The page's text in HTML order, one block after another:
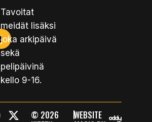
Tavoitat
meidät lisäksi
joka arkipäivä
sekä
pelipäivinä
kello 9-16.
© 2026
|WEBSITE